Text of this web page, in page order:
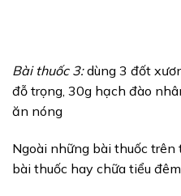
Bài thuốc 3:dùng 3 đốt
đỗ trọng, 30g hạch đào
ăn nóng
Ngoài những bài thuốc
bài thuốc hay chữa tiểu